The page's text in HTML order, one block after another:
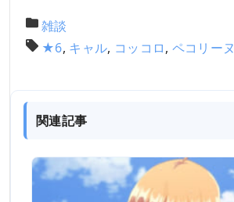
雑談
★6, キャル, コッコロ, ペコリーヌ
関連記事